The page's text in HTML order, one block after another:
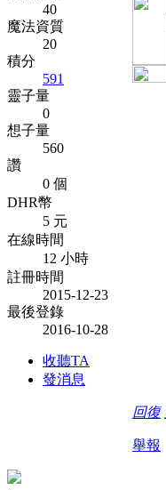
40
魔法資質
20
積分
591
靈子量
0
想子量
560
讚
0 個
DHR幣
5 元
在線時間
12 小時
註冊時間
2015-12-23
最後登錄
2016-10-28
收聽TA
發消息
回復
舉報